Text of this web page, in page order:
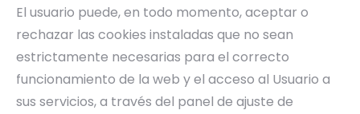
El usuario puede, en todo momento, aceptar o
rechazar las cookies instaladas que no sean
estrictamente necesarias para el correcto
funcionamiento de la web y el acceso al Usuario a
sus servicios, a través del panel de ajuste de